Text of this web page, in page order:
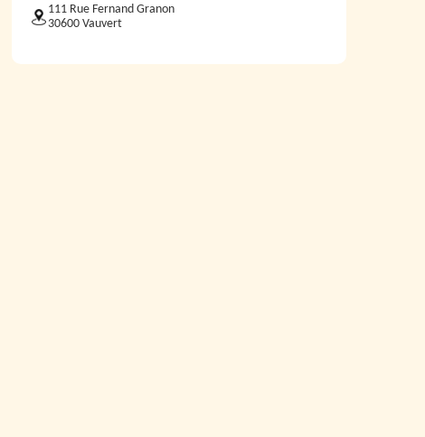
111 Rue Fernand Granon
30600 Vauvert